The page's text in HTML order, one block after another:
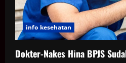
info kesehatan
Dokter-Nakes Hina BPJS